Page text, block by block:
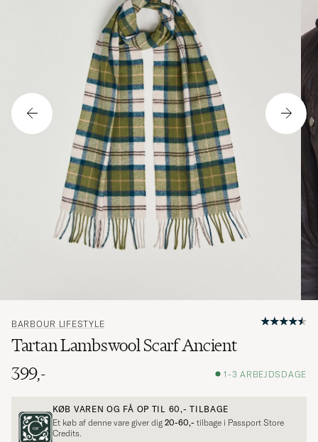
BARBOUR LIFESTYLE
Tartan Lambswool Scarf Ancient
399,-
1-3 ARBEJDSDAGE
KØB VAREN OG FÅ OP TIL 60,- TILBAGE
Et køb af denne vare giver dig 20-60,- tilbage i Passport Store
Credits.